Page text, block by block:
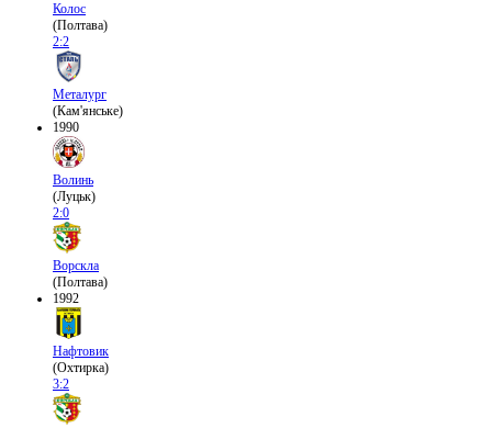
Колос
(Полтава)
2:2
Металург
(Кам'янське)
1990
Волинь
(Луцьк)
2:0
Ворскла
(Полтава)
1992
Нафтовик
(Охтирка)
3:2